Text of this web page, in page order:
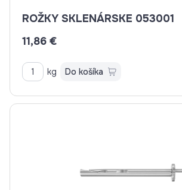
ROŽKY SKLENÁRSKE 053001
11,86 €
kg Do košíka